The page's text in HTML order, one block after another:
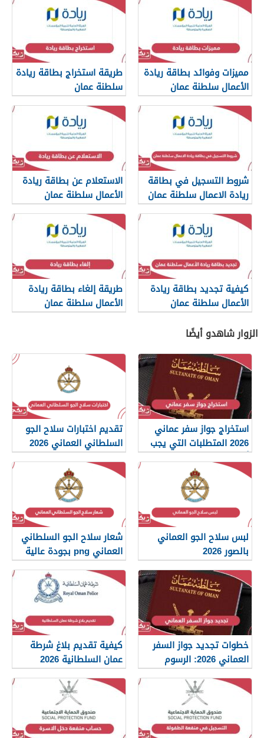
مميزات وفوائد بطاقة ريادة
الأعمال سلطنة عمان
طريقة استخراج بطاقة ريادة
سلطنة عمان
شروط التسجيل في بطاقة
ريادة الاعمال سلطنة عمان
الاستعلام عن بطاقة ريادة
الأعمال سلطنة عمان
كيفية تجديد بطاقة ريادة
الأعمال سلطنة عمان
طريقة إلغاء بطاقة ريادة
الأعمال سلطنة عمان
الزوار شاهدو أيضًا
استخراج جواز سفر عماني
2026 المتطلبات التي يجب
أن تعرفها
تقديم اختبارات سلاح الجو
السلطاني العماني 2026
لبس سلاح الجو العماني
بالصور 2026
شعار سلاح الجو السلطاني
العماني png بجودة عالية
2026
خطوات تجديد جواز السفر
العماني 2026: الرسوم
والمستندات المطلوبة
كيفية تقديم بلاغ شرطة
عمان السلطانية 2026